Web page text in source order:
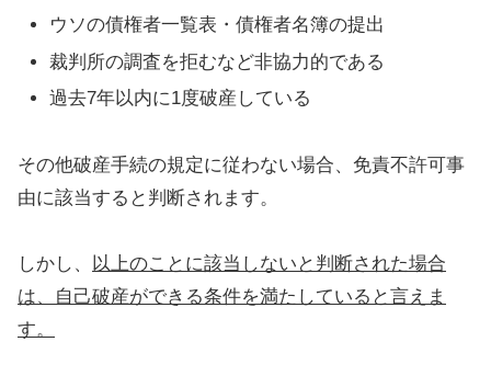
ウソの債権者一覧表・債権者名簿の提出
裁判所の調査を拒むなど非協力的である
過去7年以内に1度破産している
その他破産手続の規定に従わない場合、免責不許可事
由に該当すると判断されます。
しかし、 以上のことに該当しないと判断された場合
は、自己破産ができる条件を満たしていると言えま
す。